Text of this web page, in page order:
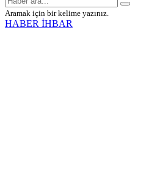
Aramak için bir kelime yazınız.
HABER İHBAR